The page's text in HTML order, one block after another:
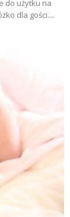
do użytku na
dla gości....